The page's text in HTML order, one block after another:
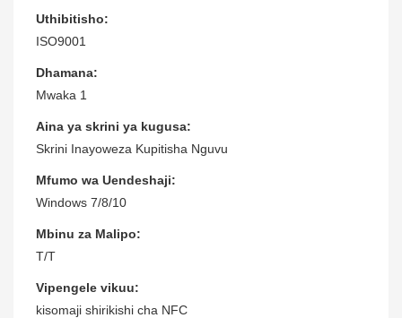
Uthibitisho:
ISO9001
Dhamana:
Mwaka 1
Aina ya skrini ya kugusa:
Skrini Inayoweza Kupitisha Nguvu
Mfumo wa Uendeshaji:
Windows 7/8/10
Mbinu za Malipo:
T/T
Vipengele vikuu:
kisomaji shirikishi cha NFC